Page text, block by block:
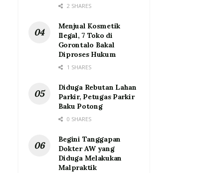
2 SHARES
Menjual Kosmetik
Ilegal, 7 Toko di
Gorontalo Bakal
Diproses Hukum
1 SHARES
Diduga Rebutan Lahan
Parkir, Petugas Parkir
Baku Potong
0 SHARES
Begini Tanggapan
Dokter AW yang
Diduga Melakukan
Malpraktik